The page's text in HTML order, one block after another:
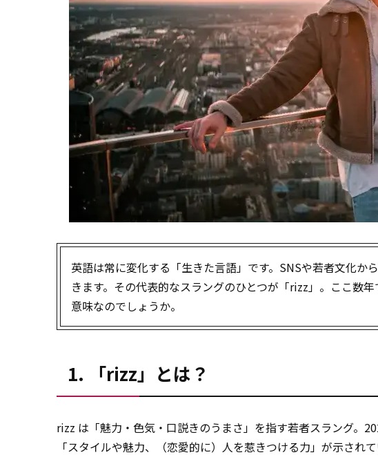
英語は常に変化する「生きた言語」です。SNSや若者文化
きます。その代表的なスラングのひとつが「rizz」。ここ数
意味なのでしょうか。
1. 「rizz」とは？
rizz は「魅力・色気・口説きのうまさ」を指す若者スラング。
「スタイルや魅力、（恋愛的に）人を惹きつける力」が示されて